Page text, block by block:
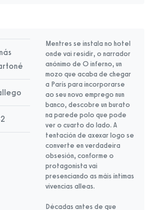
Mentres se instala no hotel
onde vai residir, o narrador
anónimo de O inferno, un
mozo que acaba de chegar
a París para incorporarse
ao seu novo emprego nun
banco, descobre un burato
na parede polo que pode
ver o cuarto do lado. A
tentación de axexar logo se
converte en verdadeira
obsesión, conforme o
protagonista vai
presenciando as máis íntimas
vivencias alleas.
Décadas antes de que